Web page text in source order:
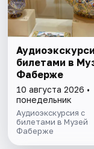
билетами в
Фаберже
10 августа 2026 •
понедельник
Аудиоэкскурсия с
билетами в Музей
Фаберже